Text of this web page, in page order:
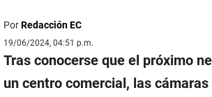
PorRedacción EC
19/06/2024, 04:51 p.m.
Tras conocerse que el próximo
un centro comercial, las